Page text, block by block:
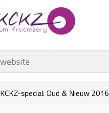
KCKZ-special: Oud & Nieuw 2016